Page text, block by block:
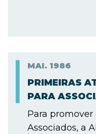
MAI. 1986
PRIMEIRAS
PARA
Para
Associados, a